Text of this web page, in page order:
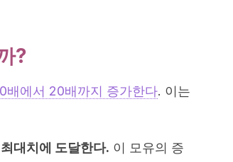
?
배에서 20배까지 증가한다. 이는
대치에 도달한다. 이 모유의 증